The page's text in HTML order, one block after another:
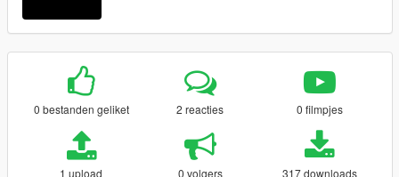
0 bestanden geliket 2 reacties 0 filmpjes
1 upload 0 volgers 317 downloads